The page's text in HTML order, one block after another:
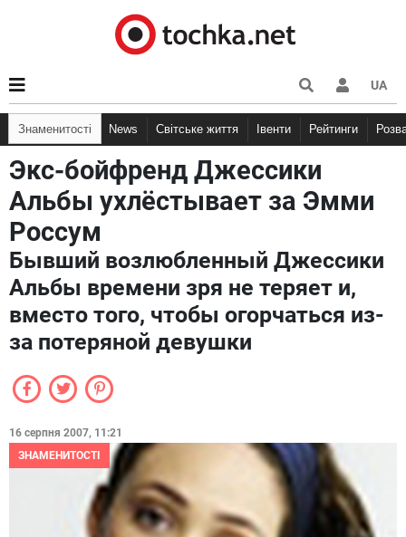
UA
Знаменитості News Світське життя Івенти Рейтинги
Экс-бойфренд Джессики
Альбы ухлёстывает за Эмми
Россум
Бывший возлюбленный Джессики
Альбы времени зря не теряет и,
вместо того, чтобы огорчаться из-
за потеряной девушки
16 серпня 2007, 11:21
ЗНАМЕНИТОСТІ